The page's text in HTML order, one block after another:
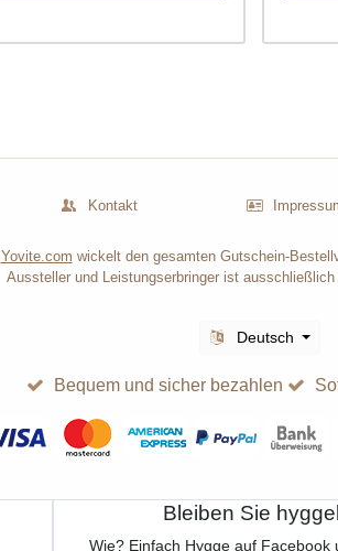
Kontakt
Yovite.com wickelt den gesamten Gutschein-
Aussteller und Leistungserbringer ist ausschließlich
Deutsch
Bequem und sicher bezahlen
Bleiben Sie
Wie? Einfach Hygge auf Facebook